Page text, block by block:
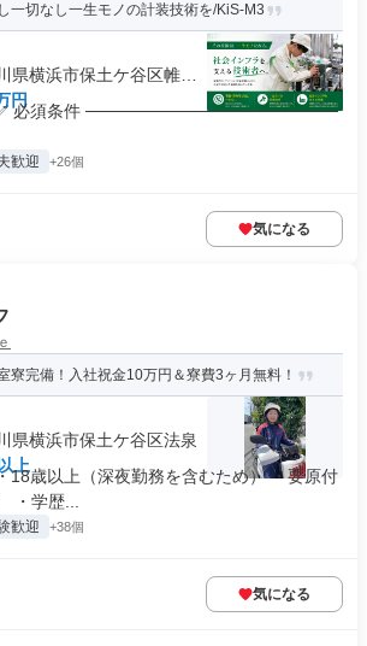
一切なし一生モノの計装技術を/KiS-M3
県横浜市保土ケ谷区帷子
円
✅ 必須条件 ─────────────────────
歓迎 +26個
気になる
寮完備！入社祝金10万円＆寮費3ヶ月無料！
県横浜市保土ケ谷区法泉
上
18歳以上（深夜勤務を含むため） ・要原付
・学歴...
歓迎 +38個
気になる